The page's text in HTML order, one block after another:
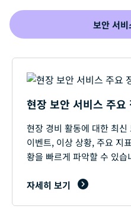
보안 서
현장 보안 서비스 주요
현장 경비 활동에 대한 최
이벤트, 이상 상황, 주요 지
황을 빠르게 파악할 수 있습
자세히 보기